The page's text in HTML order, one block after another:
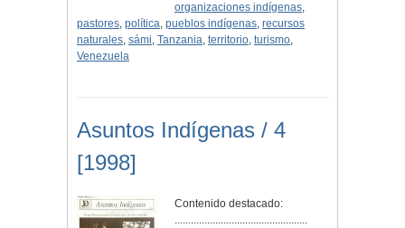
organizaciones indígenas,
pastores, política, pueblos indígenas, recursos
naturales, sámi, Tanzania, territorio, turismo,
Venezuela
Asuntos Indígenas / 4
[1998]
Contenido destacado:
.................................................